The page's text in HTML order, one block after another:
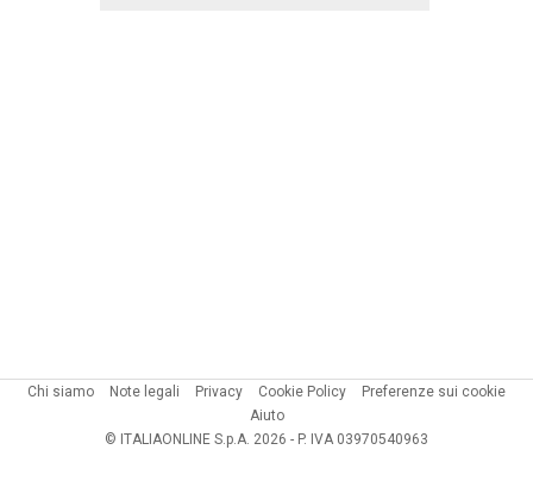
Chi siamo Note legali Privacy Cookie Policy
Preferenze sui cookie
Aiuto
© ITALIAONLINE S.p.A. 2026 - P. IVA 03970540963